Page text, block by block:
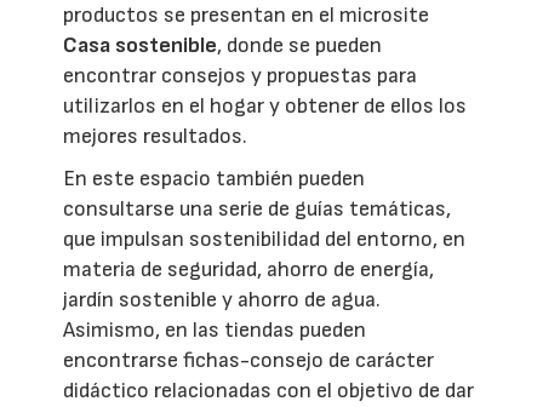
productos se presentan en el microsite
Casa sostenible, donde se pueden
encontrar consejos y propuestas para
utilizarlos en el hogar y obtener de ellos los
mejores resultados.
En este espacio también pueden
consultarse una serie de guías temáticas,
que impulsan sostenibilidad del entorno, en
materia de seguridad, ahorro de energía,
jardín sostenible y ahorro de agua.
Asimismo, en las tiendas pueden
encontrarse fichas-consejo de carácter
didáctico relacionadas con el objetivo de dar